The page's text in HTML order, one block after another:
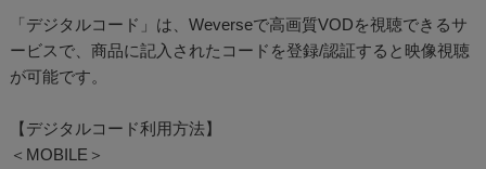
「デジタルコード」は、Weverseで高画質VODを視聴できるサ
ービスで、商品に記入されたコードを登録/認証すると映像視聴
が可能です。
【デジタルコード利用方法】
＜MOBILE＞